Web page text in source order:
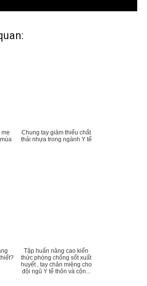
mẹ
Chung tay giảm thiểu chất
thải nhựa trong ngành Y tế
Tập huấn nâng cao kiến
thức phòng chống sốt xuất
huyết , tay chân miệng cho
đội ngũ Y tế thôn và cộn...